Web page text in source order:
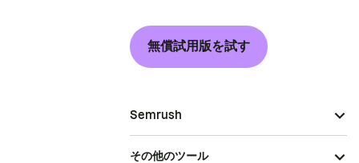
無償試用版を試す
Semrush
その他のツール